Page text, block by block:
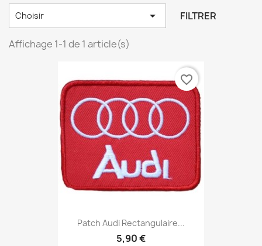
Choisir  FILTRER
Affichage 1-1 de 1 article(s)
Patch Audi Rectangulaire...
5,90 €
favorite_border